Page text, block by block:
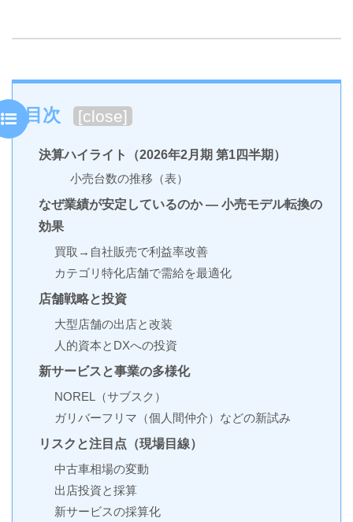
目次 [close]
決算ハイライト（2026年2月期 第1四半期）
小売台数の推移（表）
なぜ業績が安定しているのか — 小売モデル転換の
効果
買取→自社販売で利益率改善
カテゴリ特化店舗で需給を最適化
店舗戦略と投資
大型店舗の出店と改装
人的資本とDXへの投資
新サービスと事業の多様化
NOREL（サブスク）
ガリバーフリマ（個人間仲介）などの新試み
リスクと注目点（現場目線）
中古車相場の変動
出店投資と採算
新サービスの採算化